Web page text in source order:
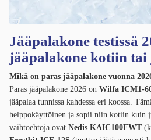
Jääpalakone testissä
jääpalakone kotiin
Mikä on paras jääpalakone vuonna
Paras jääpalakone 2026 on Wilfa ICM1-
jääpalaa tunnissa kahdessa eri koossa.
helppokäyttöinen ja sopii niin kotiin kuin
vaihtoehtoja ovat Nedis KAIC100FWT